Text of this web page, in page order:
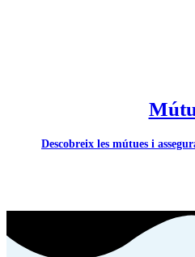
Descobreix les mútues i